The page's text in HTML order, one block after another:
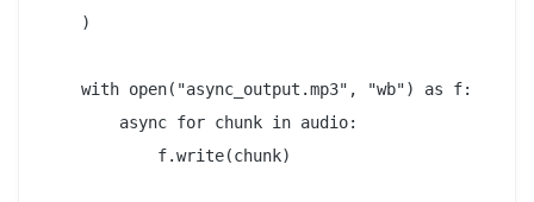
    )
    with open("async_output.mp3", "wb") as f:
        async for chunk in audio:
            f.write(chunk)